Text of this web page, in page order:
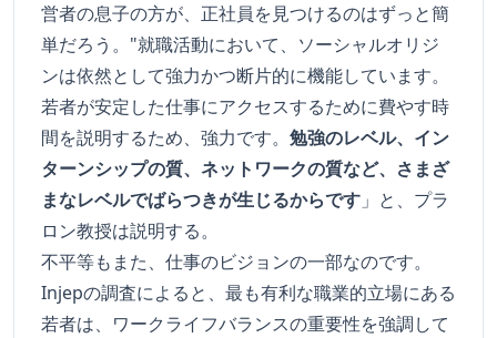
営者の息子の方が、正社員を見つけるのはずっと簡
単だろう。"就職活動において、ソーシャルオリジ
ンは依然として強力かつ断片的に機能しています。
若者が安定した仕事にアクセスするために費やす時
間を説明するため、強力です。 勉強のレベル、イン
ターンシップの質、ネットワークの質など、さまざ
まなレベルでばらつきが生じるからです 」と、プラ
ロン教授は説明する。
不平等もまた、仕事のビジョンの一部なのです。
Injepの調査によると、最も有利な職業的立場にある
若者は、ワークライフバランスの重要性を強調して